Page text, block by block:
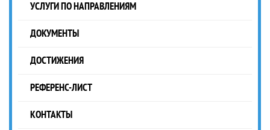
УСЛУГИ ПО НАПРАВЛЕНИЯМ
ДОКУМЕНТЫ
ДОСТИЖЕНИЯ
РЕФЕРЕНС-ЛИСТ
КОНТАКТЫ